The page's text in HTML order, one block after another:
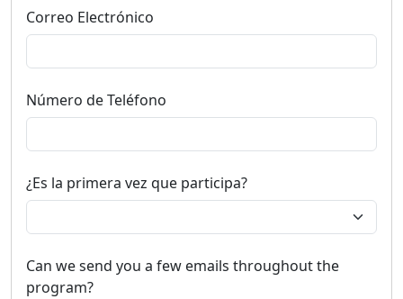
Correo Electrónico
Número de Teléfono
¿Es la primera vez que participa?
Can we send you a few emails throughout the
program?